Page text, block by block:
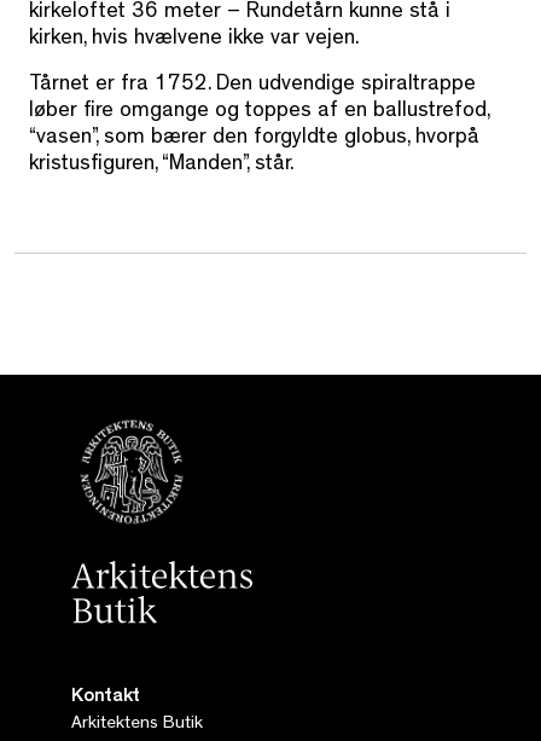
kirkeloftet 36 meter – Rundetårn kunne stå i
kirken, hvis hvælvene ikke var vejen.
Tårnet er fra 1752. Den udvendige spiraltrappe
løber fire omgange og toppes af en ballustrefod,
“vasen”, som bærer den forgyldte globus, hvorpå
kristusfiguren, “Manden”, står.
Kontakt
Arkitektens Butik